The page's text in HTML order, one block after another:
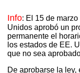
Info: El 15 de
Unidos aprobó un
permanente el
los estados de EE.
que no sea
De aprobarse la ley,